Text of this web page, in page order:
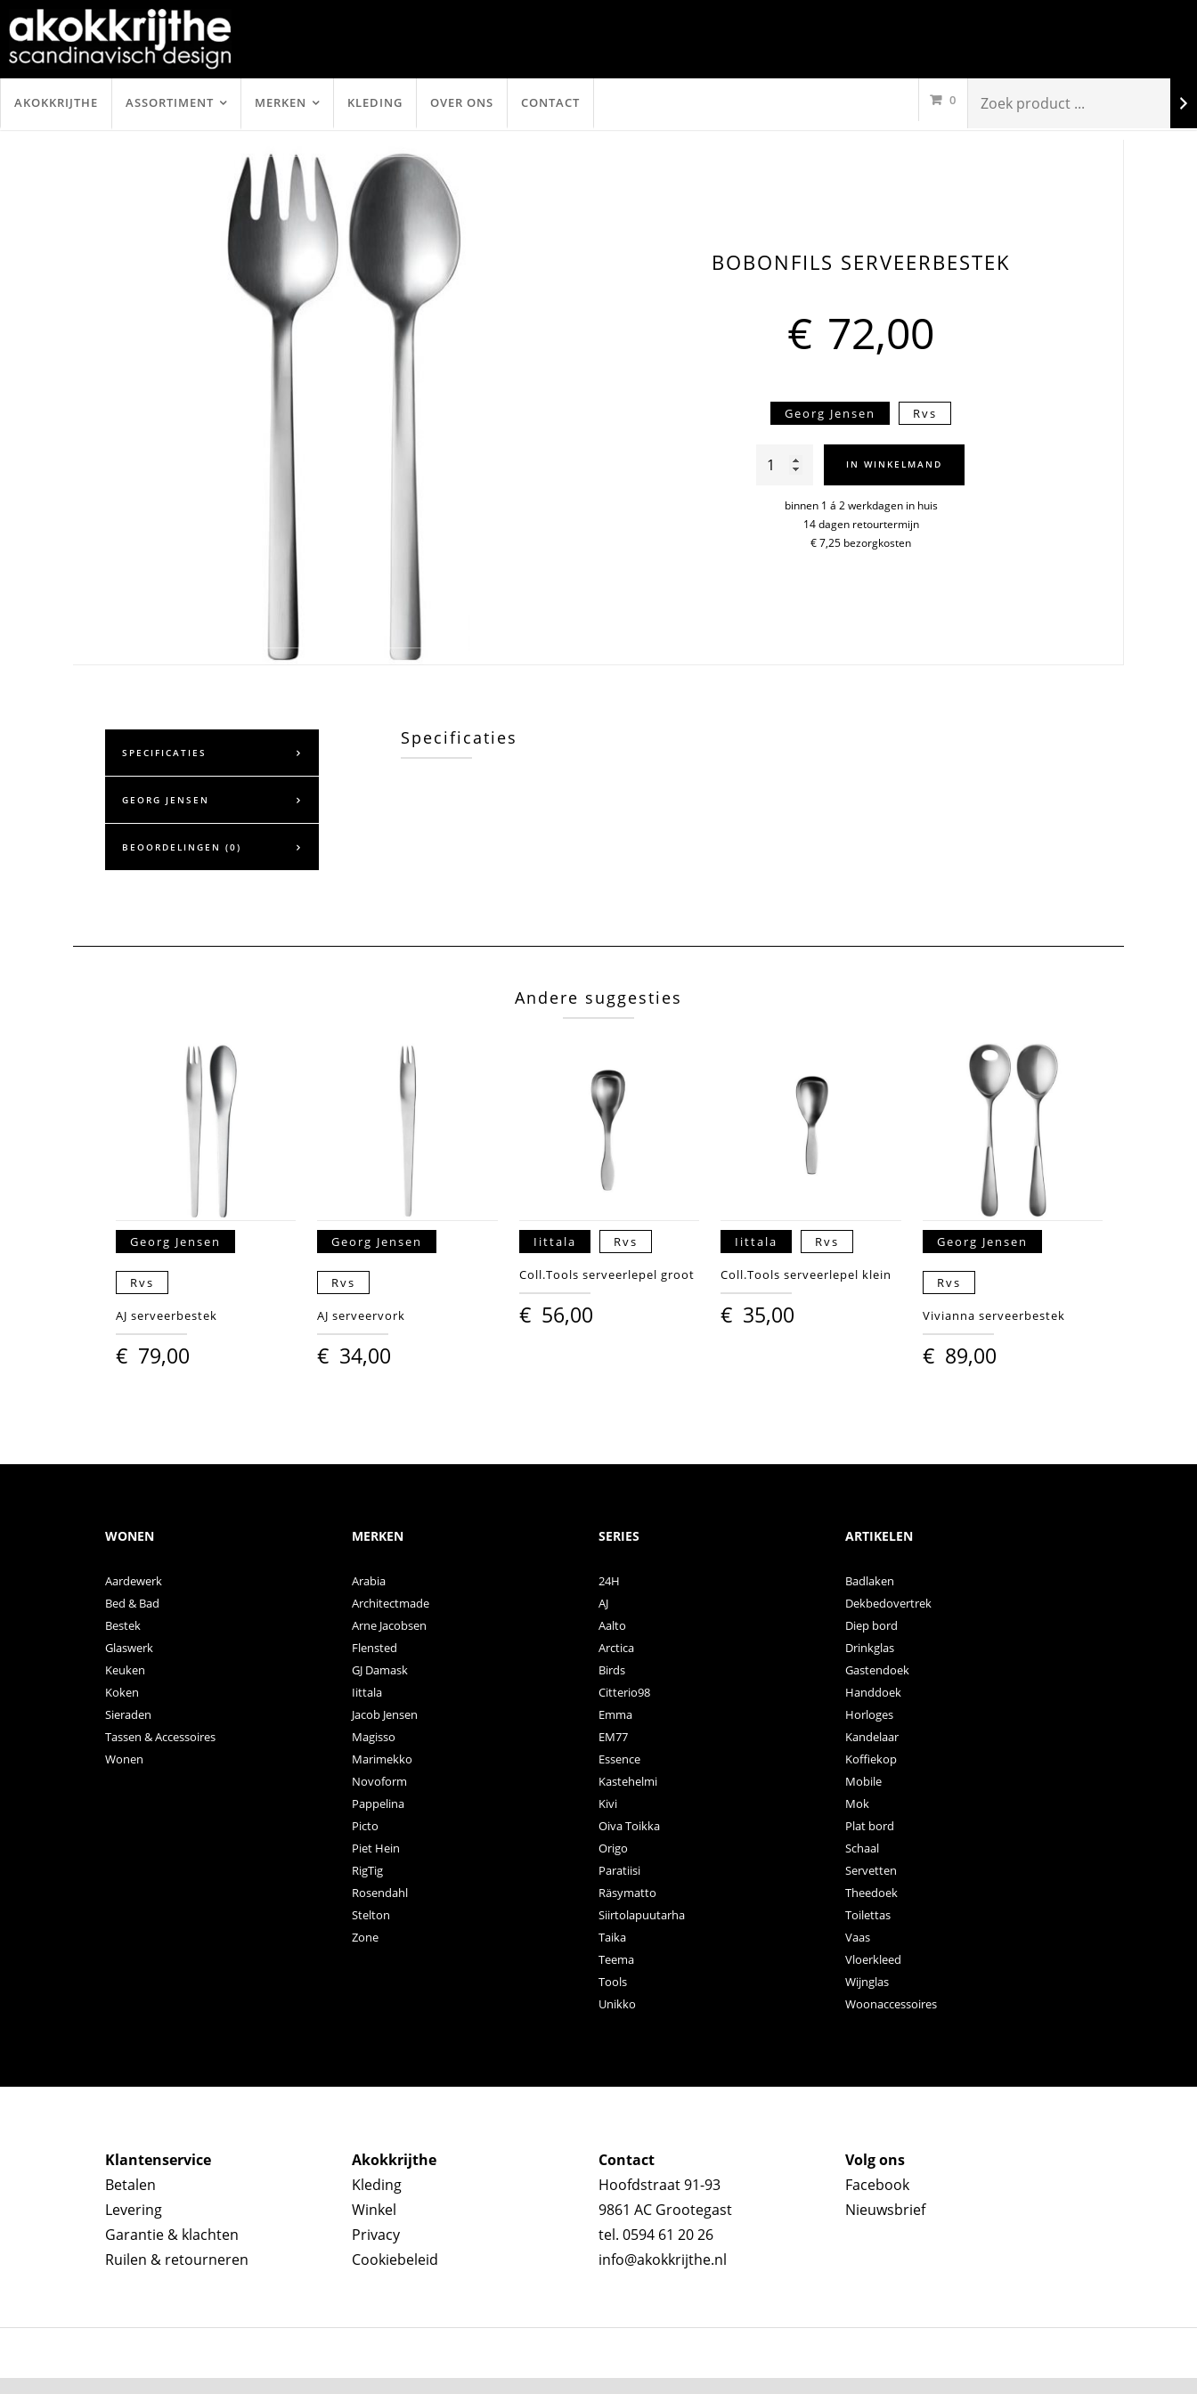
AKOKKRIJTHE ASSORTIMENT MERKEN KLEDING OVER ONS CONTACT 0
BOBONFILS SERVEERBESTEK
€ 72,00
Georg Jensen Rvs
BoBonfils
serveerbestek
aantal
IN WINKELMAND
binnen 1 á 2 werkdagen in huis
14 dagen retourtermijn
€ 7,25 bezorgkosten
SPECIFICATIES
GEORG JENSEN
BEOORDELINGEN (0)
Specificaties
Andere suggesties
Georg Jensen
Rvs
AJ serveerbestek
€ 79,00
Georg Jensen
Rvs
AJ serveervork
€ 34,00
Iittala Rvs
Coll.Tools serveerlepel groot
€ 56,00
Iittala Rvs
Coll.Tools serveerlepel klein
€ 35,00
Georg Jensen
Rvs
Vivianna serveerbestek
€ 89,00
WONEN
Aardewerk
Bed & Bad
Bestek
Glaswerk
Keuken
Koken
Sieraden
Tassen & Accessoires
Wonen
MERKEN
Arabia
Architectmade
Arne Jacobsen
Flensted
GJ Damask
Iittala
Jacob Jensen
Magisso
Marimekko
Novoform
Pappelina
Picto
Piet Hein
RigTig
Rosendahl
Stelton
Zone
SERIES
24H
AJ
Aalto
Arctica
Birds
Citterio98
Emma
EM77
Essence
Kastehelmi
Kivi
Oiva Toikka
Origo
Paratiisi
Räsymatto
Siirtolapuutarha
Taika
Teema
Tools
Unikko
ARTIKELEN
Badlaken
Dekbedovertrek
Diep bord
Drinkglas
Gastendoek
Handdoek
Horloges
Kandelaar
Koffiekop
Mobile
Mok
Plat bord
Schaal
Servetten
Theedoek
Toilettas
Vaas
Vloerkleed
Wijnglas
Woonaccessoires
Klantenservice
Betalen
Levering
Garantie & klachten
Ruilen & retourneren
Akokkrijthe
Kleding
Winkel
Privacy
Cookiebeleid
Contact
Hoofdstraat 91-93
9861 AC Grootegast
tel. 0594 61 20 26
info@akokkrijthe.nl
Volg ons
Facebook
Nieuwsbrief